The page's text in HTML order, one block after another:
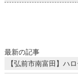
最新の記事
【弘前市南富田】ハ